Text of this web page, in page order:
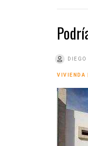
DIEGO
VIVIENDA